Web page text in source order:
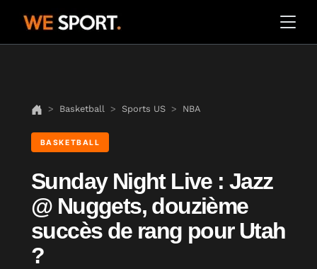
Basketball Sports US NBA
BASKETBALL
Sunday Night Live : Jazz
@ Nuggets, douzième
succès de rang pour Utah
?